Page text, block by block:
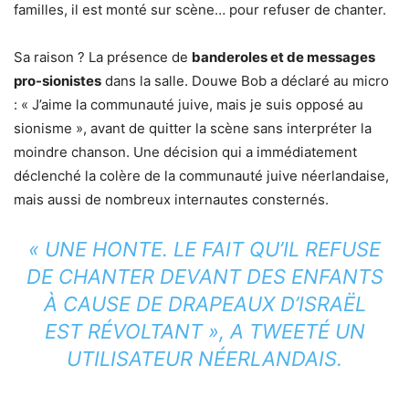
familles, il est monté sur scène… pour refuser de chanter.
Sa raison ? La présence de banderoles et de messages
pro-sionistes dans la salle. Douwe Bob a déclaré au micro
: « J’aime la communauté juive, mais je suis opposé au
sionisme », avant de quitter la scène sans interpréter la
moindre chanson. Une décision qui a immédiatement
déclenché la colère de la communauté juive néerlandaise,
mais aussi de nombreux internautes consternés.
« UNE HONTE. LE FAIT QU’IL REFUSE
DE CHANTER DEVANT DES ENFANTS
À CAUSE DE DRAPEAUX D’ISRAËL
EST RÉVOLTANT », A TWEETÉ UN
UTILISATEUR NÉERLANDAIS.